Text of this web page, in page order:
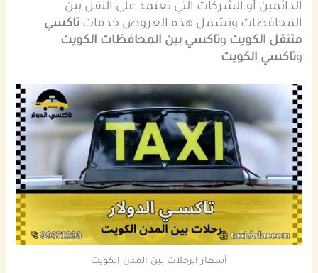
الدائمين أو الشركات التي تعتمد على النقل بين
المحافظات وتشمل هذه العروض خدماتتاكسي
متنقل الكويت وتاكسي بين المحافظات الكويت
وتاكسي الكويت
أسعار الرحلات بين المدن الكويت